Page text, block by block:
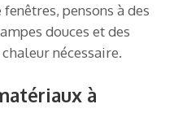
fenêtres, pensons à des
douces et des
nécessaire.
à